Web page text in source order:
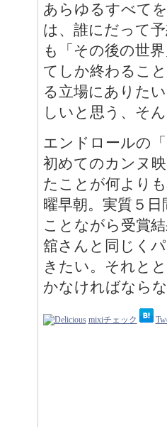
あらゆるすべて
は、誰にだって
も「その後の世
てしか終わるこ
る立場にありた
しいと思う、そ
エンドロールの
初めてのカンヌ
たことが何より
曜早朝。実質５
ことながら受賞
舘さんと同じく
きたい。それと
かなければなら
mixiチェック